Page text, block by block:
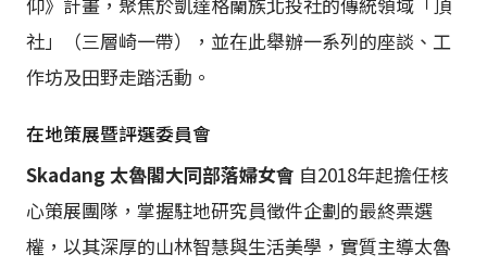
社」（三層崎一帶），並在此舉辦一系列的座談、工
作坊及田野走踏活動。
在地策展暨評選委員會
Skadang 太魯閣大同部落婦女會 自2018年起擔任核
心策展團隊，掌握駐地研究員徵件企劃的最終票選
權，以其深厚的山林智慧與生活美學，實質主導太魯